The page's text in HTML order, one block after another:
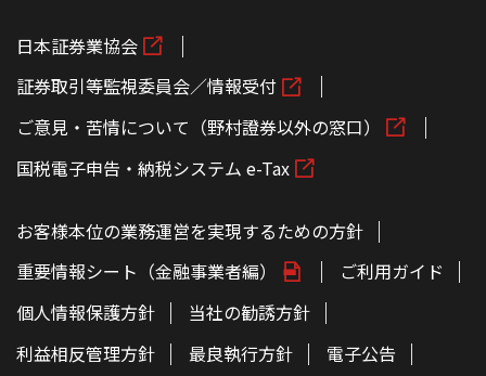
日本証券業協会
証券取引等監視委員会／情報受付
ご意見・苦情について（野村證券以外の窓口）
国税電子申告・納税システム e-Tax
お客様本位の業務運営を実現するための方針
重要情報シート（金融事業者編）
ご利用ガイド
個人情報保護方針
当社の勧誘方針
利益相反管理方針
最良執行方針
電子公告